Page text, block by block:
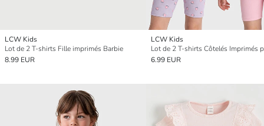
LCW Kids
Lot de 2 T-shirts Fille imprimés Barbie
8.99 EUR
LCW Kids
6.99 EUR